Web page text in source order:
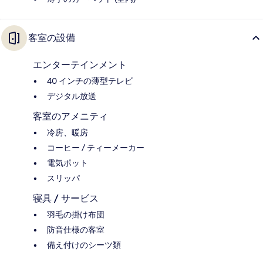
客室の設備
エンターテインメント
40 インチの薄型テレビ
デジタル放送
客室のアメニティ
冷房、暖房
コーヒー / ティーメーカー
電気ポット
スリッパ
寝具 / サービス
羽毛の掛け布団
防音仕様の客室
備え付けのシーツ類